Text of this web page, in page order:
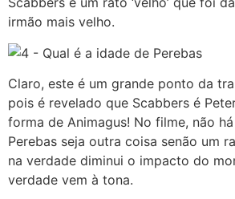
irmão mais velho.
Claro, este é um grande ponto da
pois é revelado que Scabbers é
forma de Animagus! No filme, não
Perebas seja outra coisa senão um
na verdade diminui o impacto do
verdade vem à tona.